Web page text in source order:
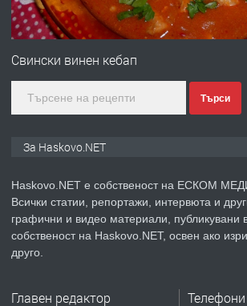
ПРЕДЛАГА
№4120 Магазин/
градската градина!
ПРЕДЛАГА
Продавам парцел в
Свински винен кебап
Търси
За Haskovo.NET
Haskovo.NET е собственост на ЕСКОМ
Всички статии, репортажи, интервюта и
графични и видео материали, публикувани
собственост на Haskovo.NET, освен ако
друго.
Главен редактор Телефони